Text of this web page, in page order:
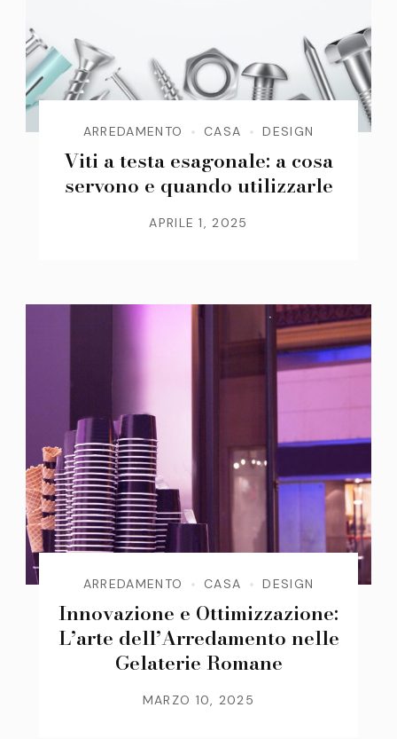
ARREDAMENTO CASA DESIGN
Viti a testa esagonale: a cosa
servono e quando utilizzarle
APRILE 1, 2025
ARREDAMENTO CASA DESIGN
Innovazione e Ottimizzazione:
L’arte dell’Arredamento nelle
Gelaterie Romane
MARZO 10, 2025